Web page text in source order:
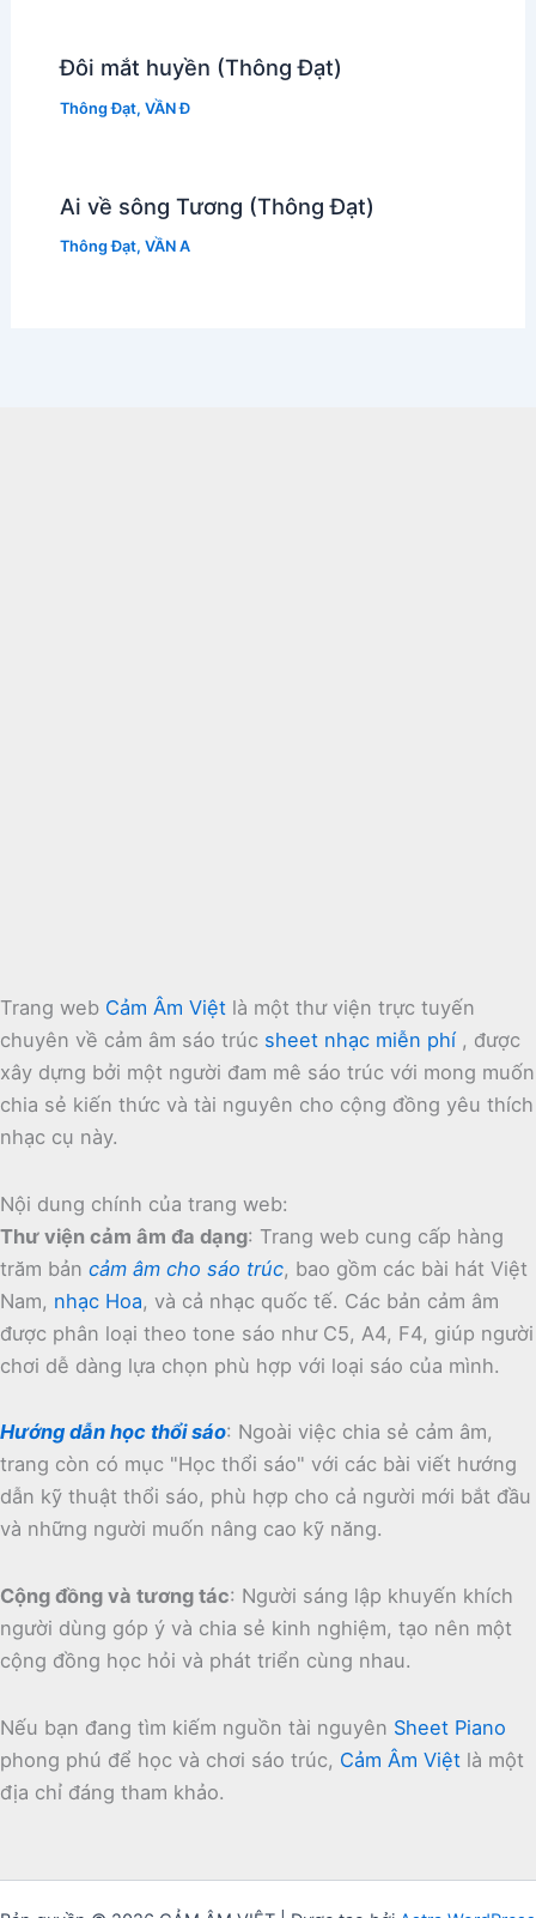
Đôi mắt huyền (Thông Đạt)
Thông Đạt, VẦN Đ
Ai về sông Tương (Thông Đạt)
Thông Đạt, VẦN A
Trang web Cảm Âm Việt là một thư viện trực tuyến
chuyên về cảm âm sáo trúc sheet nhạc miễn phí , được
xây dựng bởi một người đam mê sáo trúc với mong muốn
chia sẻ kiến thức và tài nguyên cho cộng đồng yêu thích
nhạc cụ này.
Nội dung chính của trang web:
Thư viện cảm âm đa dạng: Trang web cung cấp hàng
trăm bản cảm âm cho sáo trúc, bao gồm các bài hát Việt
Nam, nhạc Hoa, và cả nhạc quốc tế. Các bản cảm âm
được phân loại theo tone sáo như C5, A4, F4, giúp người
chơi dễ dàng lựa chọn phù hợp với loại sáo của mình.
Hướng dẫn học thổi sáo: Ngoài việc chia sẻ cảm âm,
trang còn có mục "Học thổi sáo" với các bài viết hướng
dẫn kỹ thuật thổi sáo, phù hợp cho cả người mới bắt đầu
và những người muốn nâng cao kỹ năng.
Cộng đồng và tương tác: Người sáng lập khuyến khích
người dùng góp ý và chia sẻ kinh nghiệm, tạo nên một
cộng đồng học hỏi và phát triển cùng nhau.
Nếu bạn đang tìm kiếm nguồn tài nguyên Sheet Piano
phong phú để học và chơi sáo trúc, Cảm Âm Việt là một
địa chỉ đáng tham khảo.